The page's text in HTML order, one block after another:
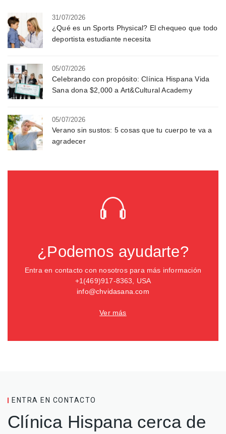
31/07/2026
¿Qué es un Sports Physical? El chequeo que todo
deportista estudiante necesita
05/07/2026
Celebrando con propósito: Clínica Hispana Vida
Sana dona $2,000 a Art&Cultural Academy
05/07/2026
Verano sin sustos: 5 cosas que tu cuerpo te va a
agradecer
¿Podemos ayudarte?
Entra en contacto con nosotros para más información
+1(469)917-8363, USA
info@chvidasana.com
Ver más
ENTRA EN CONTACTO
Clínica Hispana cerca de